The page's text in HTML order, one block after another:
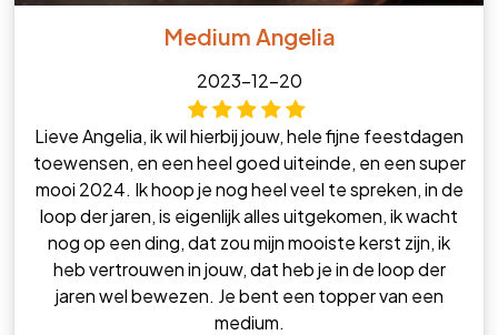
Medium Angelia
2023-12-20
Lieve Angelia, ik wil hierbij jouw, hele fijne feestdagen
toewensen, en een heel goed uiteinde, en een super
mooi 2024. Ik hoop je nog heel veel te spreken, in de
loop der jaren, is eigenlijk alles uitgekomen, ik wacht
nog op een ding, dat zou mijn mooiste kerst zijn, ik
heb vertrouwen in jouw, dat heb je in de loop der
jaren wel bewezen. Je bent een topper van een
medium.